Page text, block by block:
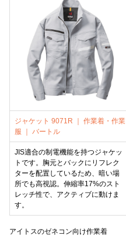
ジャケット 9071R ｜ 作業着・作業
服 ｜ バートル
JIS適合の制電機能を持つジャケッ
トです。胸元とバックにリフレク
ターを配置しているため、暗い場
所でも高視認。伸縮率17%のスト
レッチ性で、アクティブに動けま
す。
アイトスのゼネコン向け作業着